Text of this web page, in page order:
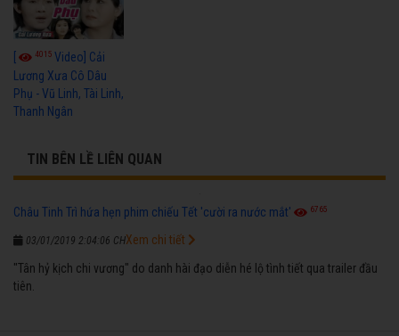
[ 4015 Video] Cải
Lương Xưa Cô Dâu
Phụ - Vũ Linh, Tài Linh,
Thanh Ngân
TIN BÊN LỀ LIÊN QUAN
Châu Tinh Trì hứa hẹn phim chiếu Tết 'cười ra nước mắt' 6765
03/01/2019 2:04:06 CH
"Tân hỷ kịch chi vương" do danh hài đạo diễn hé lộ tình tiết qua trailer đầu
tiên.
Xem chi tiết